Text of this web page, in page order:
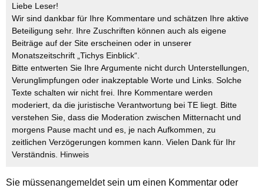
Liebe Leser!
Wir sind dankbar für Ihre Kommentare und schätzen Ihre aktive
Beteiligung sehr. Ihre Zuschriften können auch als eigene
Beiträge auf der Site erscheinen oder in unserer
Monatszeitschrift „Tichys Einblick“.
Bitte entwerten Sie Ihre Argumente nicht durch Unterstellungen,
Verunglimpfungen oder inakzeptable Worte und Links. Solche
Texte schalten wir nicht frei. Ihre Kommentare werden
moderiert, da die juristische Verantwortung bei TE liegt. Bitte
verstehen Sie, dass die Moderation zwischen Mitternacht und
morgens Pause macht und es, je nach Aufkommen, zu
zeitlichen Verzögerungen kommen kann. Vielen Dank für Ihr
Verständnis. Hinweis
Sie müssenangemeldetsein um einen Kommentar oder